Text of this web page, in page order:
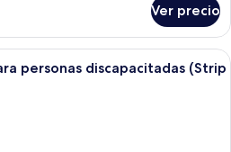
Ver precio
Una habitación de hotel con una
personas discapacitadas (Strip